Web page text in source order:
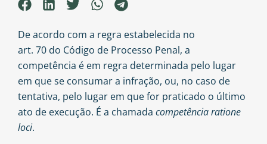
De acordo com a regra estabelecida no
art. 70 do Código de Processo Penal, a
competência é em regra determinada pelo lugar
em que se consumar a infração, ou, no caso de
tentativa, pelo lugar em que for praticado o último
ato de execução. É a chamada competência ratione
loci.